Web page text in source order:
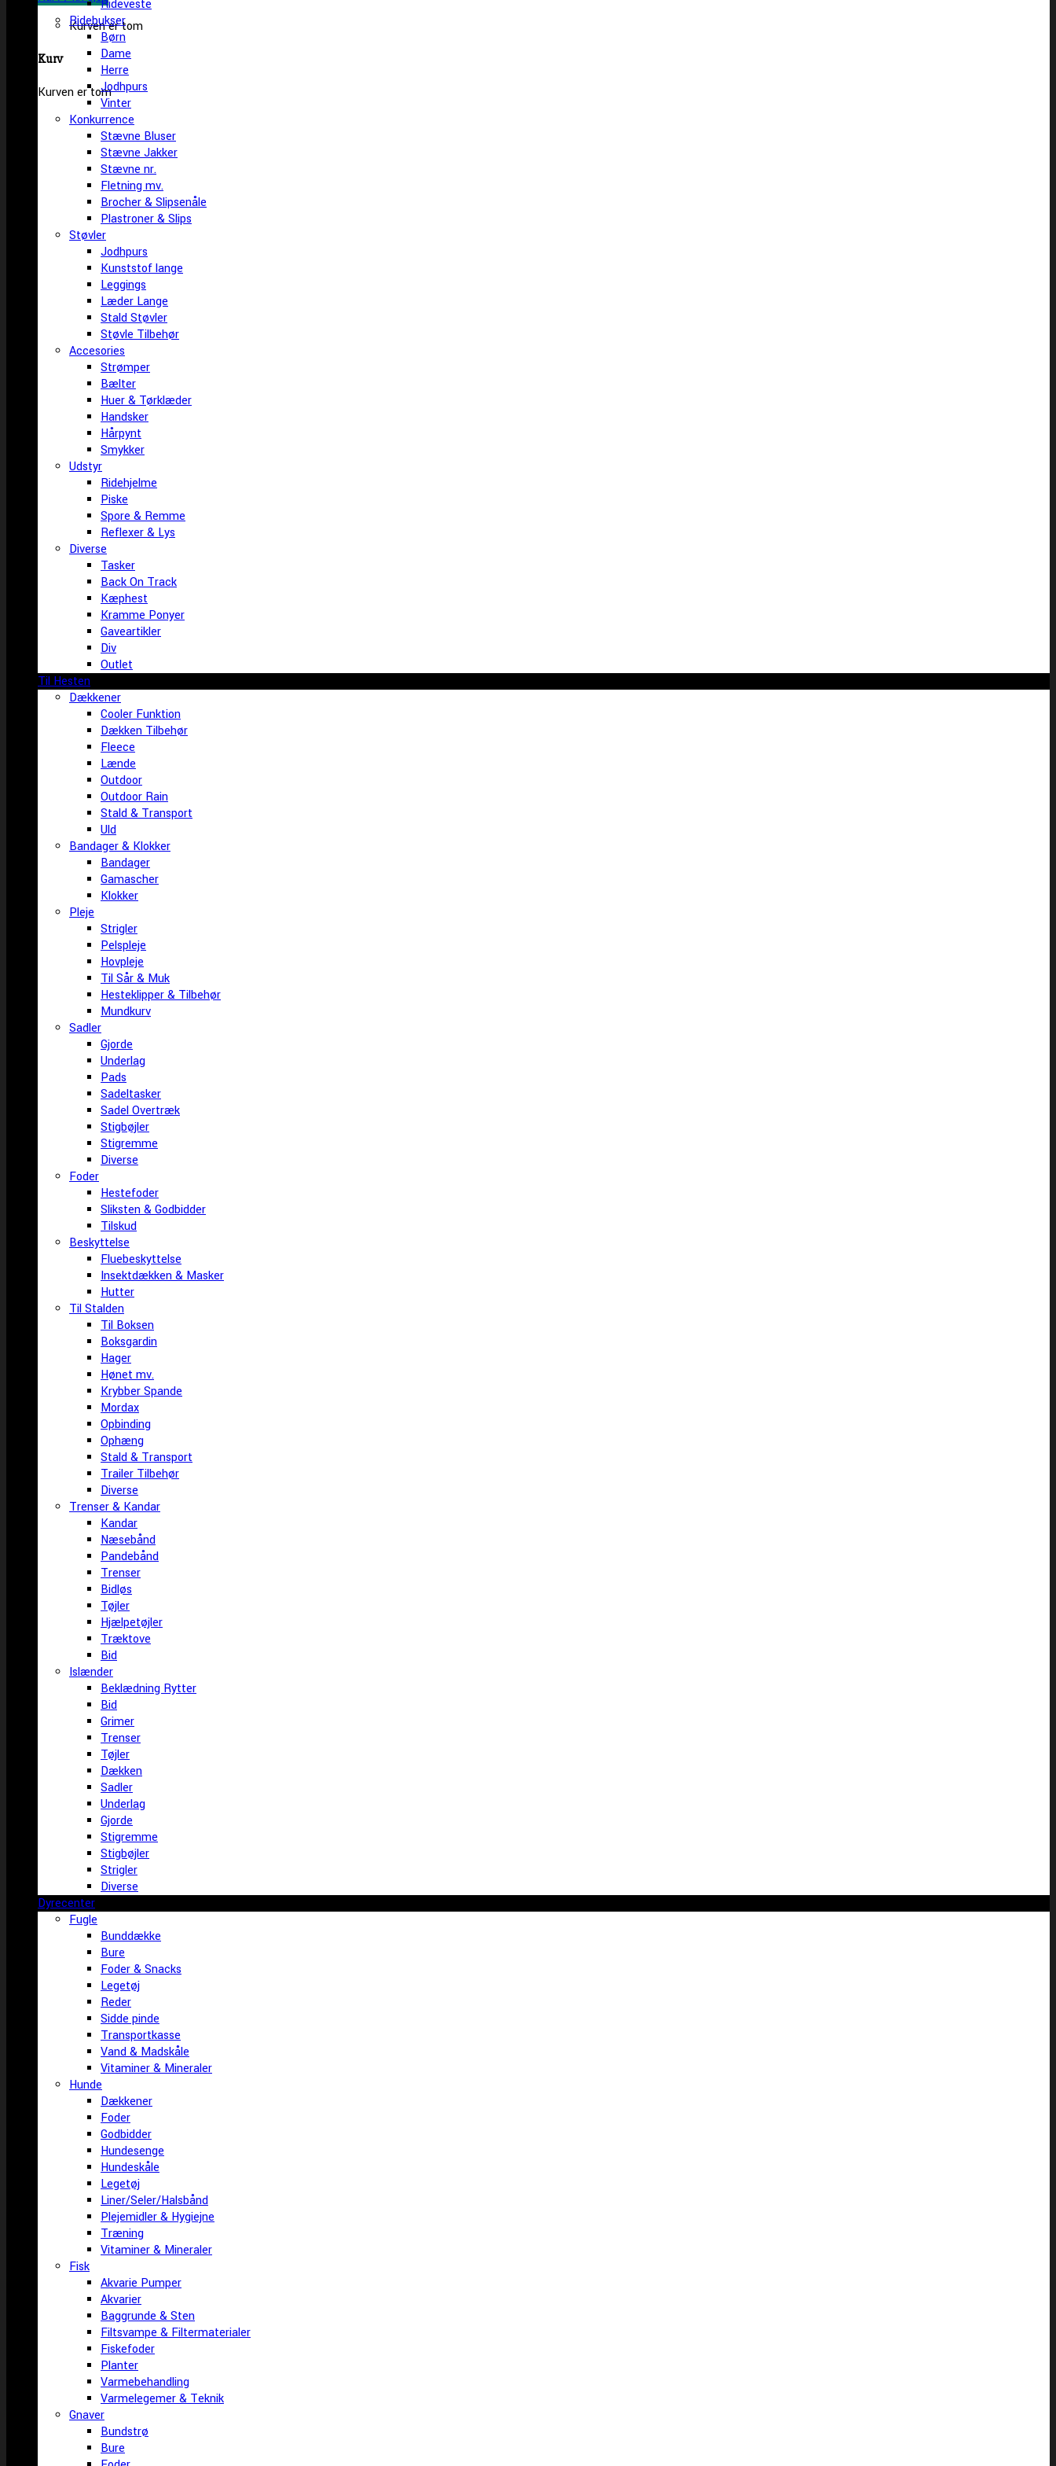
Kurven er tom
Kurv
Kurven er tom
Rideveste
Ridebukser
Børn
Dame
Herre
Jodhpurs
Vinter
Konkurrence
Stævne Bluser
Stævne Jakker
Stævne nr.
Fletning mv.
Brocher & Slipsenåle
Plastroner & Slips
Støvler
Jodhpurs
Kunststof lange
Leggings
Læder Lange
Stald Støvler
Støvle Tilbehør
Accesories
Strømper
Bælter
Huer & Tørklæder
Handsker
Hårpynt
Smykker
Udstyr
Ridehjelme
Piske
Spore & Remme
Reflexer & Lys
Diverse
Tasker
Back On Track
Kæphest
Kramme Ponyer
Gaveartikler
Div
Outlet
Til Hesten
Dækkener
Cooler Funktion
Dækken Tilbehør
Fleece
Lænde
Outdoor
Outdoor Rain
Stald & Transport
Uld
Bandager & Klokker
Bandager
Gamascher
Klokker
Pleje
Strigler
Pelspleje
Hovpleje
Til Sår & Muk
Hesteklipper & Tilbehør
Mundkurv
Sadler
Gjorde
Underlag
Pads
Sadeltasker
Sadel Overtræk
Stigbøjler
Stigremme
Diverse
Foder
Hestefoder
Sliksten & Godbidder
Tilskud
Beskyttelse
Fluebeskyttelse
Insektdækken & Masker
Hutter
Til Stalden
Til Boksen
Boksgardin
Hager
Hønet mv.
Krybber Spande
Mordax
Opbinding
Ophæng
Stald & Transport
Trailer Tilbehør
Diverse
Trenser & Kandar
Kandar
Næsebånd
Pandebånd
Trenser
Bidløs
Tøjler
Hjælpetøjler
Træktove
Bid
Islænder
Beklædning Rytter
Bid
Grimer
Trenser
Tøjler
Dækken
Sadler
Underlag
Gjorde
Stigremme
Stigbøjler
Strigler
Diverse
Dyrecenter
Fugle
Bunddække
Bure
Foder & Snacks
Legetøj
Reder
Sidde pinde
Transportkasse
Vand & Madskåle
Vitaminer & Mineraler
Hunde
Dækkener
Foder
Godbidder
Hundesenge
Hundeskåle
Legetøj
Liner/Seler/Halsbånd
Plejemidler & Hygiejne
Træning
Vitaminer & Mineraler
Fisk
Akvarie Pumper
Akvarier
Baggrunde & Sten
Filtsvampe & Filtermaterialer
Fiskefoder
Planter
Varmebehandling
Varmelegemer & Teknik
Gnaver
Bundstrø
Bure